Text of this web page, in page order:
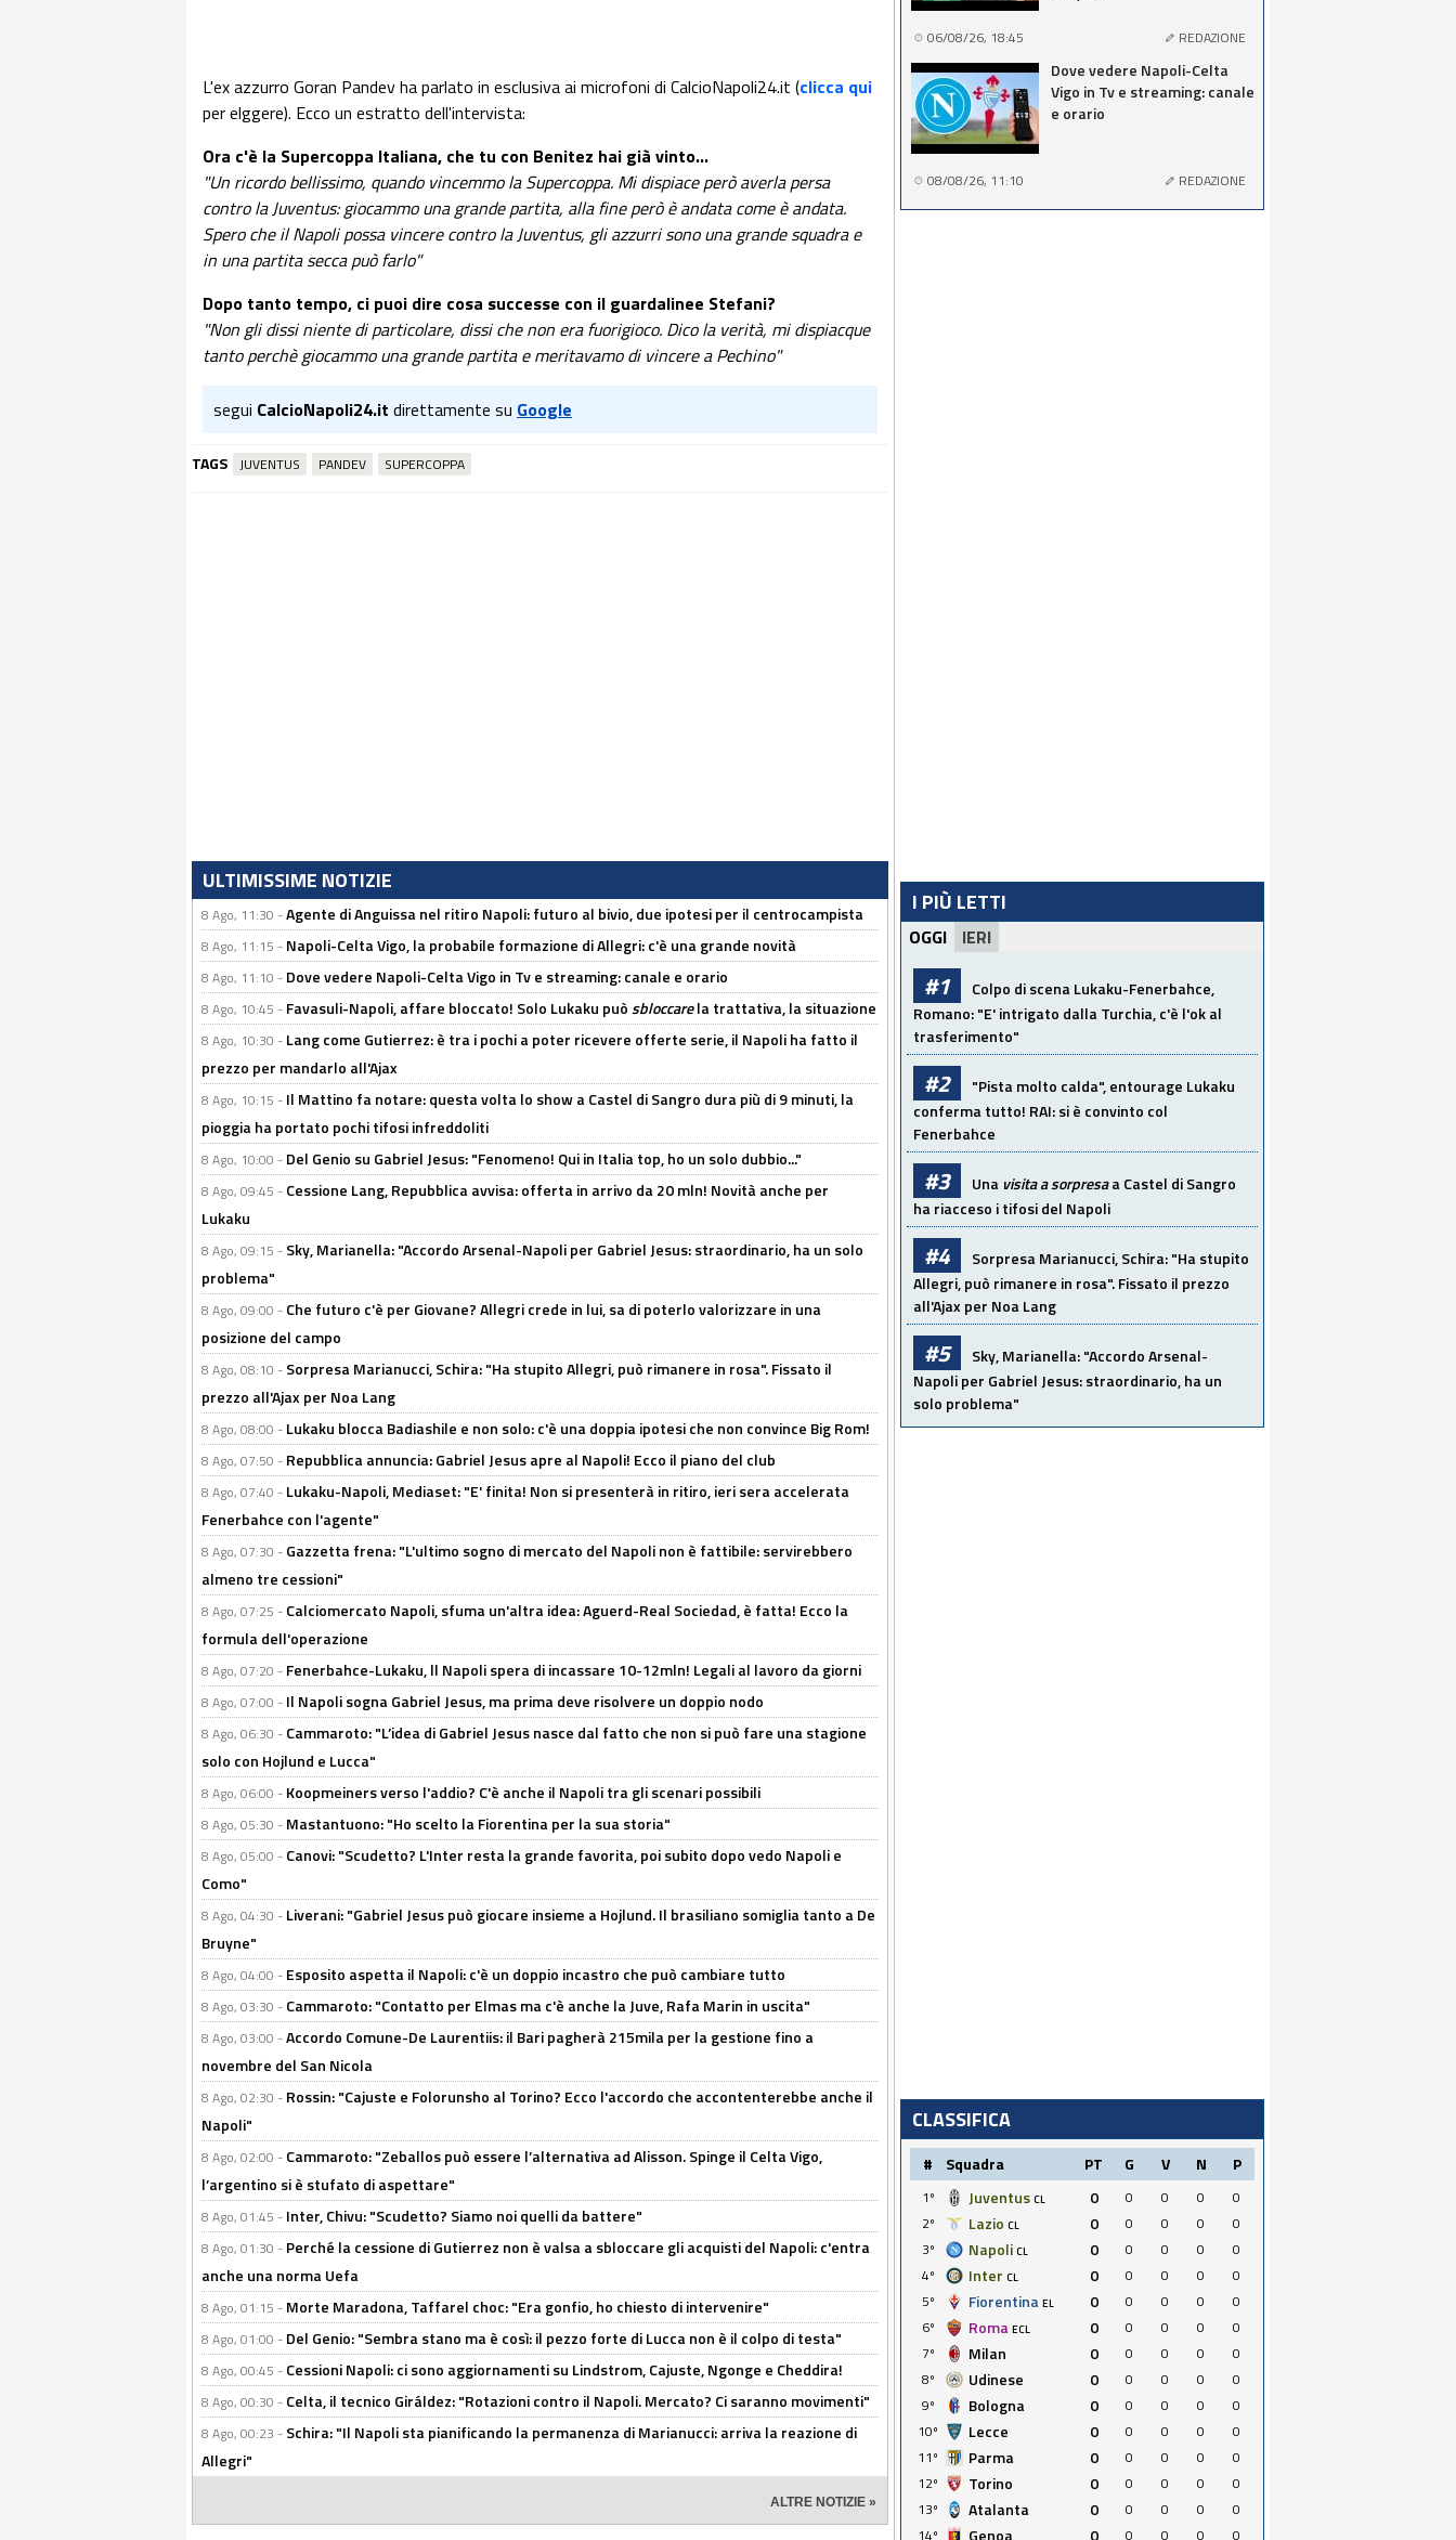
L'ex azzurro Goran Pandev ha parlato in esclusiva ai microfoni di CalcioNapoli24.it (clicca qui
per elggere). Ecco un estratto dell'intervista:
Ora c'è la Supercoppa Italiana, che tu con Benitez hai già vinto...
"Un ricordo bellissimo, quando vincemmo la Supercoppa. Mi dispiace però averla persa
contro la Juventus: giocammo una grande partita, alla fine però è andata come è andata.
Spero che il Napoli possa vincere contro la Juventus, gli azzurri sono una grande squadra e
in una partita secca può farlo"
Dopo tanto tempo, ci puoi dire cosa successe con il guardalinee Stefani?
"Non gli dissi niente di particolare, dissi che non era fuorigioco. Dico la verità, mi dispiacque
tanto perchè giocammo una grande partita e meritavamo di vincere a Pechino"
segui CalcioNapoli24.it direttamente su Google
TAGS JUVENTUS PANDEV SUPERCOPPA
ULTIMISSIME NOTIZIE
8 Ago, 11:30 -Agente di Anguissa nel ritiro Napoli: futuro al bivio, due ipotesi per il centrocampista
8 Ago, 11:15 - Napoli-Celta Vigo, la probabile formazione di Allegri: c'è una grande novità
8 Ago, 11:10 - Dove vedere Napoli-Celta Vigo in Tv e streaming: canale e orario
8 Ago, 10:45 - Favasuli-Napoli, affare bloccato! Solo Lukaku puòsbloccarela trattativa, la situazione
8 Ago, 10:30 - Lang come Gutierrez: è tra i pochi a poter ricevere offerte serie, il Napoli ha fatto il
prezzo per mandarlo all'Ajax
8 Ago, 10:15 - Il Mattino fa notare: questa volta lo show a Castel di Sangro dura più di 9 minuti, la
pioggia ha portato pochi tifosi infreddoliti
8 Ago, 10:00 - Del Genio su Gabriel Jesus: "Fenomeno! Qui in Italia top, ho un solo dubbio..."
8 Ago, 09:45 - Cessione Lang, Repubblica avvisa: offerta in arrivo da 20 mln! Novità anche per
Lukaku
8 Ago, 09:15 - Sky, Marianella: "Accordo Arsenal-Napoli per Gabriel Jesus: straordinario, ha un solo
problema"
8 Ago, 09:00 - Che futuro c'è per Giovane? Allegri crede in lui, sa di poterlo valorizzare in una
posizione del campo
8 Ago, 08:10 - Sorpresa Marianucci, Schira: "Ha stupito Allegri, può rimanere in rosa". Fissato il
prezzo all'Ajax per Noa Lang
8 Ago, 08:00 - Lukaku blocca Badiashile e non solo: c'è una doppia ipotesi che non convince Big Rom!
8 Ago, 07:50 - Repubblica annuncia: Gabriel Jesus apre al Napoli! Ecco il piano del club
8 Ago, 07:40 - Lukaku-Napoli, Mediaset: "E' finita! Non si presenterà in ritiro, ieri sera accelerata
Fenerbahce con l'agente"
8 Ago, 07:30 - Gazzetta frena: "L'ultimo sogno di mercato del Napoli non è fattibile: servirebbero
almeno tre cessioni"
8 Ago, 07:25 - Calciomercato Napoli, sfuma un'altra idea: Aguerd-Real Sociedad, è fatta! Ecco la
formula dell'operazione
8 Ago, 07:20 - Fenerbahce-Lukaku, ll Napoli spera di incassare 10-12mln! Legali al lavoro da giorni
8 Ago, 07:00 - Il Napoli sogna Gabriel Jesus, ma prima deve risolvere un doppio nodo
8 Ago, 06:30 - Cammaroto: "L’idea di Gabriel Jesus nasce dal fatto che non si può fare una stagione
solo con Hojlund e Lucca"
8 Ago, 06:00 - Koopmeiners verso l'addio? C'è anche il Napoli tra gli scenari possibili
8 Ago, 05:30 - Mastantuono: "Ho scelto la Fiorentina per la sua storia"
8 Ago, 05:00 - Canovi: "Scudetto? L'Inter resta la grande favorita, poi subito dopo vedo Napoli e
Como"
8 Ago, 04:30 - Liverani: "Gabriel Jesus può giocare insieme a Hojlund. Il brasiliano somiglia tanto a De
Bruyne"
8 Ago, 04:00 - Esposito aspetta il Napoli: c'è un doppio incastro che può cambiare tutto
8 Ago, 03:30 - Cammaroto: "Contatto per Elmas ma c'è anche la Juve, Rafa Marin in uscita"
8 Ago, 03:00 -Accordo Comune-De Laurentiis: il Bari pagherà 215mila per la gestione fino a
novembre del San Nicola
8 Ago, 02:30 - Rossin: "Cajuste e Folorunsho al Torino? Ecco l'accordo che accontenterebbe anche il
Napoli"
8 Ago, 02:00 - Cammaroto: "Zeballos può essere l’alternativa ad Alisson. Spinge il Celta Vigo,
l’argentino si è stufato di aspettare"
8 Ago, 01:45 - Inter, Chivu: "Scudetto? Siamo noi quelli da battere"
8 Ago, 01:30 - Perché la cessione di Gutierrez non è valsa a sbloccare gli acquisti del Napoli: c'entra
anche una norma Uefa
8 Ago, 01:15 - Morte Maradona, Taffarel choc: "Era gonfio, ho chiesto di intervenire"
8 Ago, 01:00 - Del Genio: "Sembra stano ma è così: il pezzo forte di Lucca non è il colpo di testa"
8 Ago, 00:45 - Cessioni Napoli: ci sono aggiornamenti su Lindstrom, Cajuste, Ngonge e Cheddira!
8 Ago, 00:30 - Celta, il tecnico Giráldez: "Rotazioni contro il Napoli. Mercato? Ci saranno movimenti"
8 Ago, 00:23 - Schira: "Il Napoli sta pianificando la permanenza di Marianucci: arriva la reazione di
Allegri"
ALTRE NOTIZIE »
06/08/26, 18:45 REDAZIONE
Dove vedere Napoli-Celta
Vigo in Tv e streaming: canale
e orario
08/08/26, 11:10 REDAZIONE
I PIÙ LETTI
OGGI IERI
#1
Colpo di scena Lukaku-Fenerbahce,
Romano: "E' intrigato dalla Turchia, c'è l'ok al
trasferimento"
#2
"Pista molto calda", entourage Lukaku
conferma tutto! RAI: si è convinto col
Fenerbahce
#3 Una visita a sorpresaa Castel di Sangro
ha riacceso i tifosi del Napoli
#4
Sorpresa Marianucci, Schira: "Ha stupito
Allegri, può rimanere in rosa". Fissato il prezzo
all'Ajax per Noa Lang
#5
Sky, Marianella: "Accordo Arsenal-
Napoli per Gabriel Jesus: straordinario, ha un
solo problema"
CLASSIFICA
# Squadra PT G V N P
1º Juventus CL 0 0 0 0
0
2º
Lazio CL 0 0 0 0
0
3º
Napoli CL 0 0 0 0
0
4º
Inter CL 0 0 0 0
0
5º
Fiorentina EL 0 0 0 0
0
6º
Roma ECL 0 0 0 0
0
7º
Milan 0 0 0 0
0
8º
Udinese 0 0 0 0
0
9º
Bologna 0 0 0 0
0
10º
Lecce 0 0 0 0
0
11º
Parma 0 0 0 0
0
12º
Torino 0 0 0 0
0
13º
Atalanta 0 0 0 0
0
14º
Genoa 0 0 0 0 0